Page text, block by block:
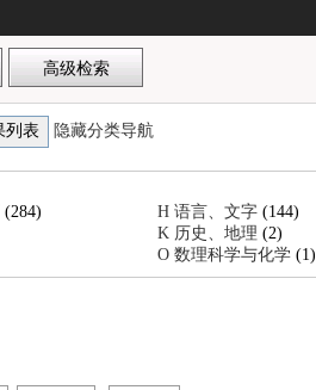
隐藏分类导航
(284) H 语言、文字 (144)
K 历史、地理 (2)
O 数理科学与化学 (1)